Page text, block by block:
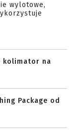
wylotowe,
kolimator na
Package od